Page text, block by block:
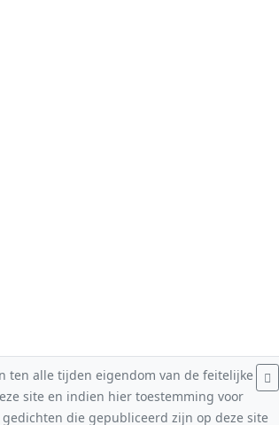
ten alle tijden eigendom van de feitelijke
site en indien hier toestemming voor
die gepubliceerd zijn op deze site